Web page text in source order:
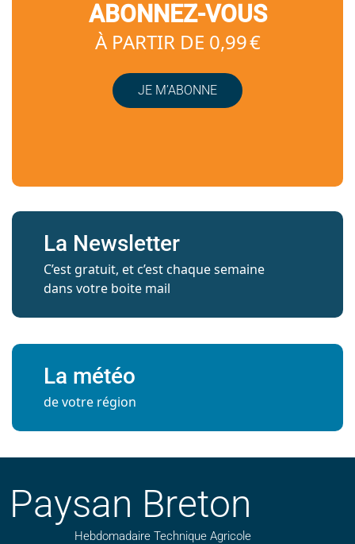
ABONNEZ-VOUS
À PARTIR DE 0,99 €
JE M’ABONNE
La Newsletter
C’est gratuit, et c’est chaque semaine
dans votre boite mail
La météo
de votre région
Paysan Breton
Hebdomadaire Technique Agricole